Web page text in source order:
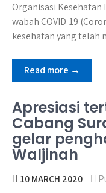
Organisasi Kesehatan
wabah COVID-19
kesehatan yang
Read more →
Apresiasi
Cabang
gelar
Waljinah
10 MARCH 2020